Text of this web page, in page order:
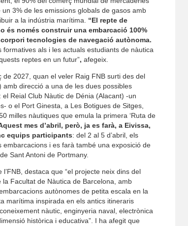
3% de les emissions globals de gasos amb
a la indústria marítima. “El repte de
és només construir una embarcació 100%
tecnologies de navegació autònoma.
als i les actuals estudiants de nàutica
reptes en un futur”, afegeix.
2027, quan el veler Raig FNB surti des del
amb direcció a una de les dues possibles
Reial Club Nàutic de Dénia (Alacant) -un
o el Port Ginesta, a Les Botigues de Sitges,
milles nàutiques que emula la primera ‘Ruta de
mes d’abril, però, ja es farà, a Eivissa,
equips participants: del 2 al 5 d’abril, els
embarcacions i es farà també una exposició de
Sant Antoni de Portmany.
l’FNB, destaca que “el projecte neix dins del
Facultat de Nàutica de Barcelona, amb
autònomes de petita escala en la
marítima inspirada en els antics itineraris
nàutic, enginyeria naval, electrònica
històrica i educativa”. I ha afegit que